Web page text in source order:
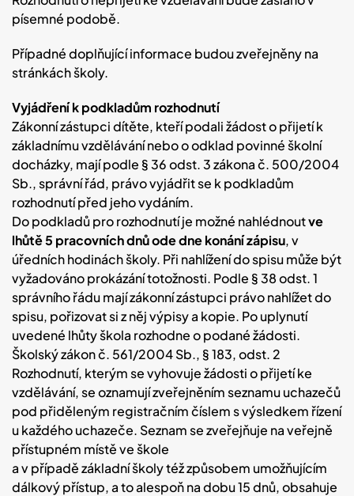
písemné podobě.
Případné doplňující informace budou zveřejněny na
stránkách školy.
Vyjádření k podkladům rozhodnutí
Zákonní zástupci dítěte, kteří podali žádost o přijetí k
základnímu vzdělávání nebo o odklad povinné školní
docházky, mají podle § 36 odst. 3 zákona č. 500/2004
Sb., správní řád, právo vyjádřit se k podkladům
rozhodnutí před jeho vydáním.
Do podkladů pro rozhodnutí je možné nahlédnoutve
lhůtě 5 pracovních dnů ode dne konání zápisu, v
úředních hodinách školy. Při nahlížení do spisu může být
vyžadováno prokázání totožnosti. Podle § 38 odst. 1
správního řádu mají zákonní zástupci právo nahlížet do
spisu, pořizovat si z něj výpisy a kopie. Po uplynutí
uvedené lhůty škola rozhodne o podané žádosti.
Školský zákon č. 561/2004 Sb., § 183, odst. 2
Rozhodnutí, kterým se vyhovuje žádosti o přijetí ke
vzdělávání, se oznamují zveřejněním seznamu uchazečů
pod přiděleným registračním číslem s výsledkem řízení
u každého uchazeče. Seznam se zveřejňuje na veřejně
přístupném místě ve škole
a v případě základní školy též způsobem umožňujícím
dálkový přístup, a to alespoň na dobu 15 dnů, obsahuje